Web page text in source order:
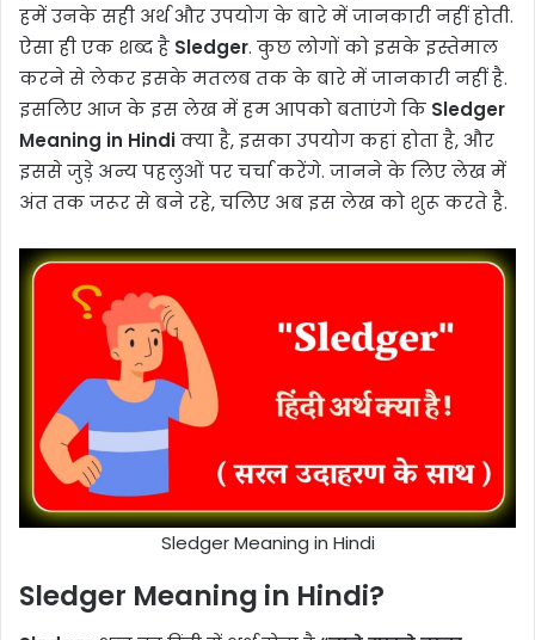
हमें उनके सही अर्थ और उपयोग के बारे में जानकारी नहीं होती.
ऐसा ही एक शब्द है Sledger. कुछ लोगों को इसके इस्तेमाल
करने से लेकर इसके मतलब तक के बारे में जानकारी नहीं है.
इसलिए आज के इस लेख में हम आपको बताएंगे कि Sledger
Meaning in Hindiक्या है, इसका उपयोग कहां होता है, और
इससे जुड़े अन्य पहलुओं पर चर्चा करेंगे. जानने के लिए लेख में
अंत तक जरूर से बने रहे, चलिए अब इस लेख को शुरू करते है.
Sledger Meaning in Hindi
Sledger Meaning in Hindi?